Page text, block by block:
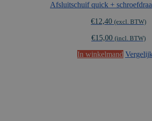
Afsluitschuif quick +
€12,40 (excl. BTW)
€15,00 (incl. BTW)
In winkelmand